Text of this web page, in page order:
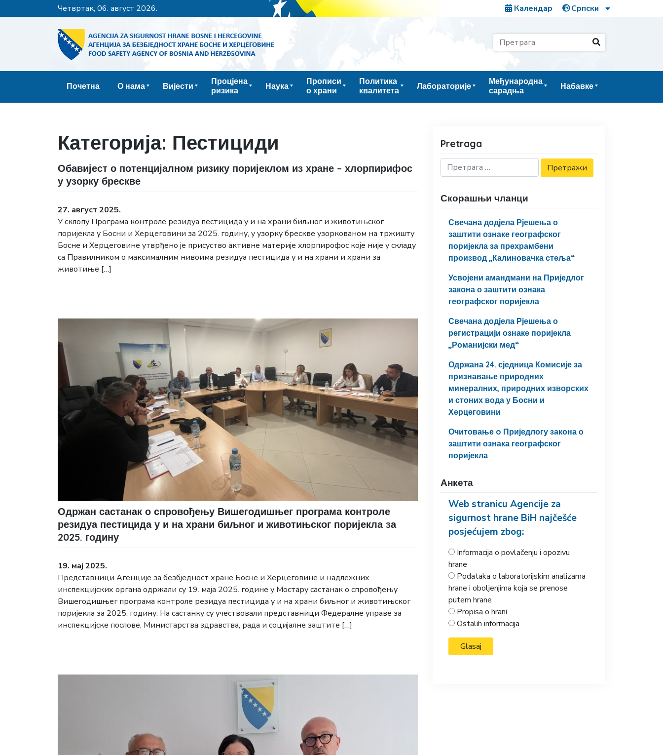
четвртак, 06. август 2026. Календар
Почетна О нама Вијести
Процјена
ризика
Наука
Прописи
о храни
Политика
квалитета
Лабораторије
Међународна
сарадња
Набавке
Категорија: Пестициди
Обавијест о потенцијалном ризику поријеклом из хране – хлорпирифос
у узорку брескве
27. август 2025.
У склопу Програма контроле резидуа пестицида у и на храни биљног и животињског
поријекла у Босни и Херцеговини за 2025. годину, у узорку брескве узоркованом на тржишту
Босне и Херцеговине утврђено је присуство активне материје хлорпирофос које није у складу
са Правилником о максималним нивоима резидуа пестицида у и на храни и храни за
животиње […]
Одржан састанак о спровођењу Вишегодишњег програма контроле
резидуа пестицида у и на храни биљног и животињског поријекла за
2025. годину
19. мај 2025.
Представници Агенције за безбједност хране Босне и Херцеговине и надлежних
инспекцијских органа одржали су 19. маја 2025. године у Мостару састанак о спровођењу
Вишегодишњег програма контроле резидуа пестицида у и на храни биљног и животињског
поријекла за 2025. годину. На састанку су учествовали представници Федералне управе за
инспекцијске послове, Министарства здравства, рада и социјалне заштите […]
Pretraga
Скорашњи чланци
Свечана додјела Рјешења о
заштити ознаке географског
поријекла за прехрамбени
производ „Калиновачка стеља“
Усвојени амандмани на Приједлог
закона о заштити ознака
географског поријекла
Свечана додјела Рјешења о
регистрацији ознаке поријекла
„Романијски мед“
Одржана 24. сједница Комисије за
признавање природних
минералних, природних изворских
и стоних вода у Босни и
Херцеговини
Очитовање o Приједлогу закона о
заштити ознака географског
поријекла
Анкета
Web stranicu Agencije za
sigurnost hrane BiH najčešće
posjećujem zbog:
Informacija o povlačenju i opozivu
hrane
Podataka o laboratorijskim analizama
hrane i oboljenjima koja se prenose
putem hrane
Propisa o hrani
Ostalih informacija